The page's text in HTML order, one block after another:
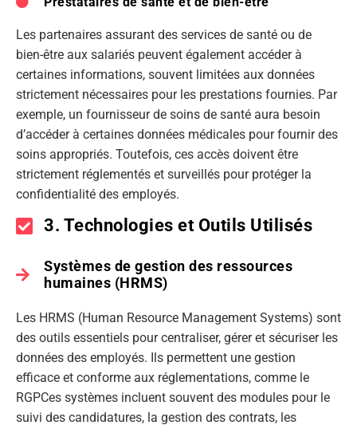
Les partenaires assurant des services de santé ou de
bien-être aux salariés peuvent également accéder à
certaines informations, souvent limitées aux données
strictement nécessaires pour les prestations fournies. Par
exemple, un fournisseur de soins de santé aura besoin
d’accéder à certaines données médicales pour fournir des
soins appropriés. Toutefois, ces accès doivent être
strictement réglementés et surveillés pour protéger la
confidentialité des employés.
3. Technologies et Outils Utilisés
Systèmes de gestion des ressources
humaines (HRMS)
Les HRMS (Human Resource Management Systems) sont
des outils essentiels pour centraliser, gérer et sécuriser les
données des employés. Ils permettent une gestion
efficace et conforme aux réglementations, comme le
RGPCes systèmes incluent souvent des modules pour le
suivi des candidatures, la gestion des contrats, les